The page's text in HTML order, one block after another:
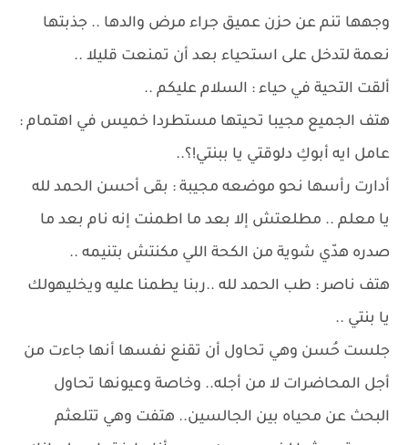
وجهها تنم عن حزن عميق جراء مرض والدها .. جذبتها
نعمة لتدخل على استحياء بعد أن تمنعت قليلا ..
ألقت التحية في حياء : السلام عليكم ..
هتف الجميع مجيبا تحيتها مستطردا خميس في اهتمام :
عامل ايه أبوكِ دلوقتي يا ببنتي!؟..
أدارت رأسها نحو موضعه مجيبة : بقى أحسن الحمد لله
يا معلم .. مطلعتش إلا بعد ما اطمنت إنه نام بعد ما
صدره هدّي شوية من الكحة اللي مكنتش بتنيمه ..
هتف ناصر : طب الحمد لله ..ربنا يطمنا عليه ويخليهولك
يا بنتي ..
جلست حُسن وهي تحاول أن تقنع نفسها أنها جاءت من
أجل المحاضرات لا من أجله.. وخاصة وعيونها تحاول
البحث عن محياه بين الجالسين.. هتفت وهي تتلعثم